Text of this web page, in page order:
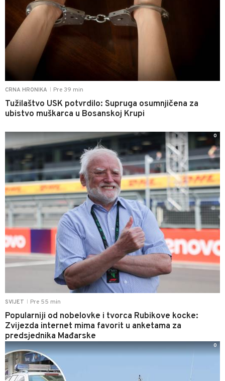
CRNA HRONIKA Pre 39 min
Tužilaštvo USK potvrdilo: Supruga osumnjičena za
ubistvo muškarca u Bosanskoj Krupi
SVIJET Pre 55 min
Popularniji od nobelovke i tvorca Rubikove kocke:
Zvijezda internet mima favorit u anketama za
predsjednika Mađarske
0
0